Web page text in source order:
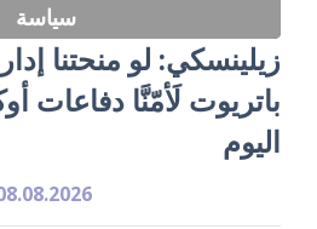
سياسة
زيلينسكي: لو منحتنا
باتريوت لَأمّنَّا دفاعات
اليوم